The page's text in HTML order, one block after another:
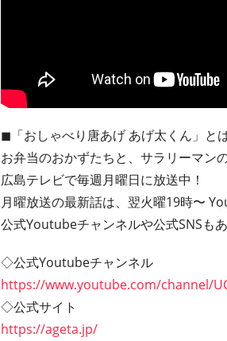
◼︎「おしゃべり唐あげ あげ太くん」と
お弁当のおかずたちと、サラリーマン
広島テレビで毎週月曜日に放送中！
月曜放送の最新話は、翌火曜19時〜
公式Youtubeチャンネルや公式SNSも
◇公式Youtubeチャンネル
https://www.youtube.com/channel/
◇公式サイト
https://ageta.jp/